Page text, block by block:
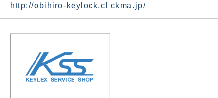
http://obihiro-keylock.clickma.jp/